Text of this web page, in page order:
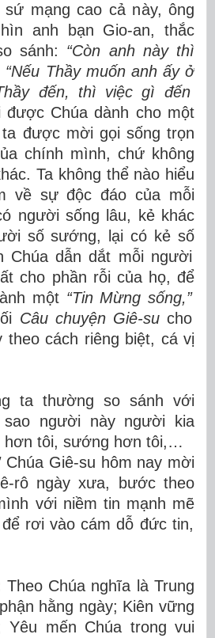
ứ mạng cao cảnày,ông
ìn anh bạn Gio-an, thắc
sánh: “Còn anh này thì
“Nếu Thầy muốn anh ấy ở
ầy đến, thì việc gì đến
được Chúa dành cho một
ta được mời gọi sống trọn
ủa chính mình, chứkhông
ác. Ta không thểnào hiểu
vềsự độcđáo của mỗi
ó người sống lâu, kẻkhác
i sốsướng, lại có kẻ số
Chúa dẫn dắt mỗi người
ất cho phần rỗi của họ,để
ành một “Tin Mừng sống,”
ối Câu chuyện Giê-su cho
theo cách riêng biệt, cávị
ta thường so sánh với
người này người kia
hơn tôi, sướng hơn tôi,…
Chúa Giê-su hôm nay mời
ê-rôngày xưa, bước theo
ình với niềm tin mạnh mẽ
đểrơi vào cám dỗ đức tin,
Theo Chúa nghĩa l àTrung
ận hằng ngày; Kiên vững
Yêu mến Chúa trong vui